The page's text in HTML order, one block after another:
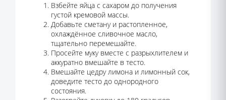
Взбейте яйца с сахаром до получения
густой кремовой массы.
Добавьте сметану и растопленное,
охлаждённое сливочное масло,
тщательно перемешайте.
Просейте муку вместе с разрыхлителем и
аккуратно вмешайте в тесто.
Вмешайте цедру лимона и лимонный сок,
доведите тесто до однородного
состояния.